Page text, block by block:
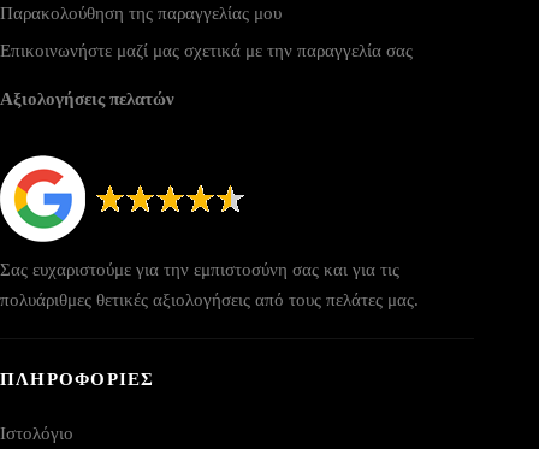
Παρακολούθηση της παραγγελίας μου
Επικοινωνήστε μαζί μας σχετικά με την παραγγελία σας
Αξιολογήσεις πελατών
Σας ευχαριστούμε για την εμπιστοσύνη σας και για τις
πολυάριθμες θετικές αξιολογήσεις από τους πελάτες μας.
ΠΛΗΡΟΦΟΡΙΕΣ
Ιστολόγιο